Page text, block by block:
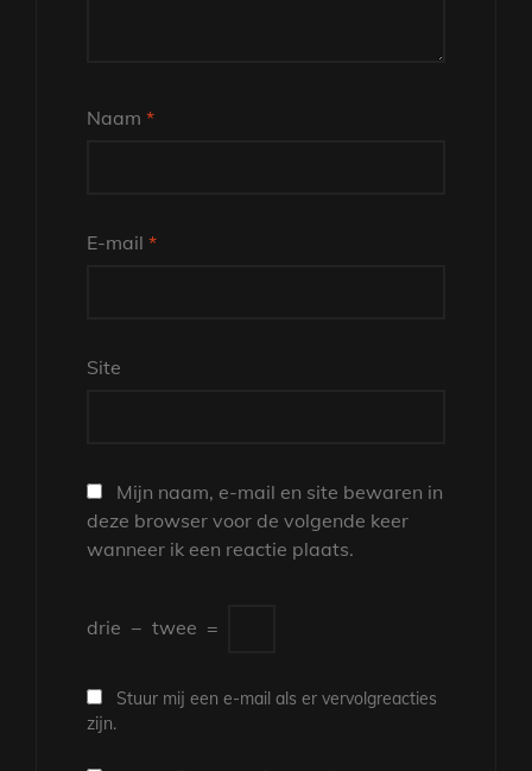
Naam *
E-mail *
Site
Mijn naam, e-mail en site bewaren in
deze browser voor de volgende keer
wanneer ik een reactie plaats.
drie − twee =
Stuur mij een e-mail als er vervolgreacties
zijn.